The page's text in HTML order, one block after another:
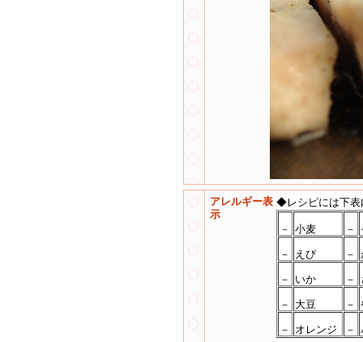
アレルギー表
示
◆レシピには下表
－ 小麦 －
－ えび －
－ いか －
－ 大豆 －
－ オレンジ －